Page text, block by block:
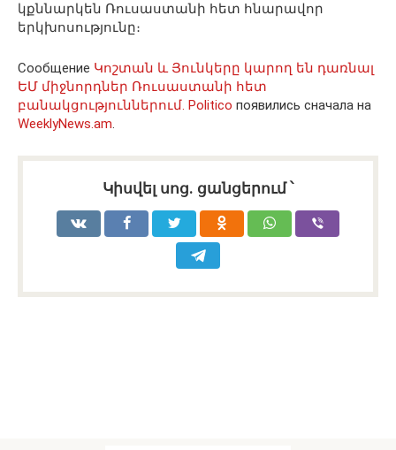
կքննարկեն Ռուսաստանի հետ հնարավոր
երկխոսությունը։
Сообщение Կոշտան և Յունկերը կարող են դառնալ
ԵՄ միջնորդներ Ռուսաստանի հետ
բանակցություններում․ Politico появились сначала на
WeeklyNews.am.
Կիսվել սոց․ ցանցերում ՝